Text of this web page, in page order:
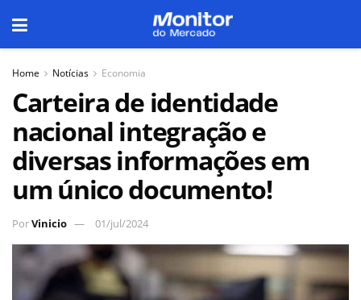
Home Notícias Economia
Carteira de identidade
nacional integração e
diversas informações em
um único documento!
PorVinicio 01/jul/2024